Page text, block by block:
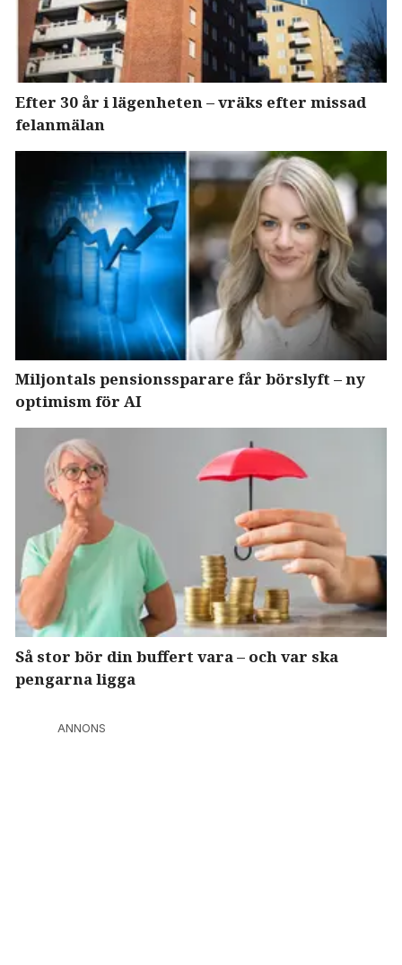
Efter 30 år i lägenheten – vräks efter missad
felanmälan
Miljontals pensionssparare får börslyft – ny
optimism för AI
Så stor bör din buffert vara – och var ska
pengarna ligga
ANNONS